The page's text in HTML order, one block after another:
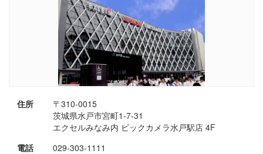
住所
〒310-0015
茨城県水戸市宮町1-7-31
エクセルみなみ内 ビックカメラ水戸駅店 4F
電話
029-303-1111